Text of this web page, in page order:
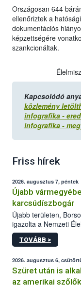
Országosan 644
ellenőriztek a
dokumentációs
képzettségére
szankcionáltak.
Kapcsolódó
közlemény
infografika -
infografika -
Friss hírek
2026. augusztus 7, péntek
Újabb
karcsúdíszbogár
Újabb területen,
igazolta a Nemzeti
kőrisrontó
kártevőt nem csak
az intenzív felderítést,
hatósággal is
TOVÁBB >
2026. augusztus 6,
Szüret után is
az amerikai